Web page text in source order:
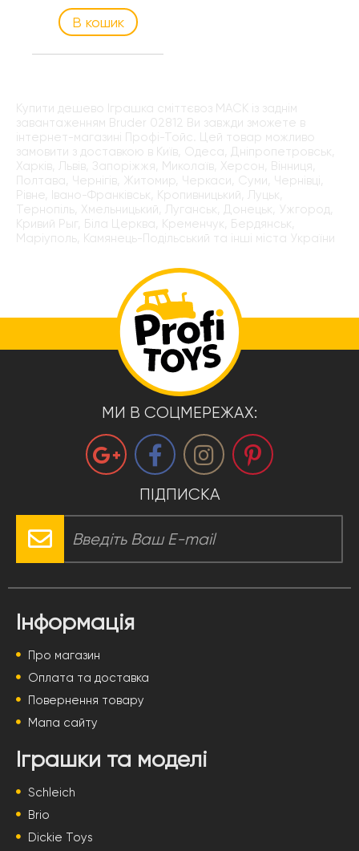
В кошик
Купити дешево Іграшка сміттєвоз MACK із заднім
завантаженням Bruder 02812 Ви завжди зможете в
інтернет-магазині Профі-Тойс. Цей товар можливо
замовити з доставкою в Київ, Одеса, Дніпропетровськ,
Харків, Львів, Запоріжжя, Миколаїв, Херсон, Вінниця,
Полтава, Чернігів, Житомир, Черкаси, Суми, Чернівці,
Рівне, Івано-Франківськ, Кропивницький, Луцьк,
Тернопіль, Хмельницький, Луганськ, Донецьк, Ужгород,
Кривий Рыг, Біла Церква, Кременчук, Бердянськ,
Маріуполь, Камянець-Подільський та інші міста України
МИ В СОЦМЕРЕЖАХ:
ПІДПИСКА
Інформація
Про магазин
Оплата та доставка
Повернення товару
Мапа сайту
Іграшки та моделі
Schleich
Brio
Dickie Toys